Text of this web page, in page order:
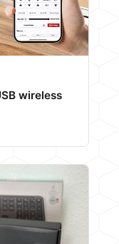
wireless